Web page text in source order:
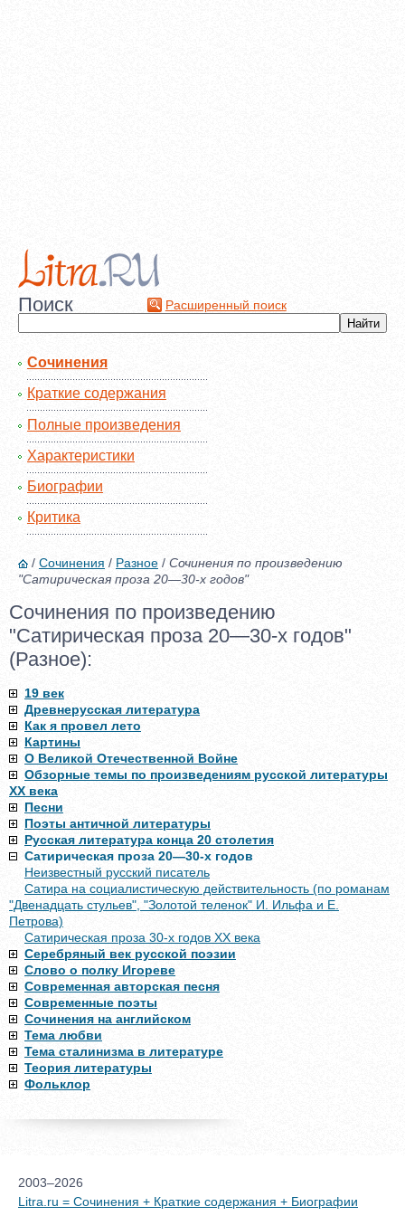
Поиск Расширенный поиск
Сочинения
Краткие содержания
Полные произведения
Характеристики
Биографии
Критика
/ Сочинения / Разное / Сочинения по произведению
"Сатирическая проза 20—30-х годов"
Сочинения по произведению
"Сатирическая проза 20—30-х годов"
(Разное):
19 век
Древнерусская литература
Как я провел лето
Картины
О Великой Отечественной Войне
Обзорные темы по произведениям русской литературы
XX века
Песни
Поэты античной литературы
Русская литература конца 20 столетия
Сатирическая проза 20—30-х годов
Неизвестный русский писатель
Сатира на социалистическую действительность (по романам
"Двенадцать стульев", "Золотой теленок" И. Ильфа и Е.
Петрова)
Сатирическая проза 30-х годов XX века
Серебряный век русской поэзии
Слово о полку Игореве
Современная авторская песня
Современные поэты
Сочинения на английском
Тема любви
Тема сталинизма в литературе
Теория литературы
Фольклор
2003–2026
Litra.ru = Сочинения + Краткие содержания + Биографии